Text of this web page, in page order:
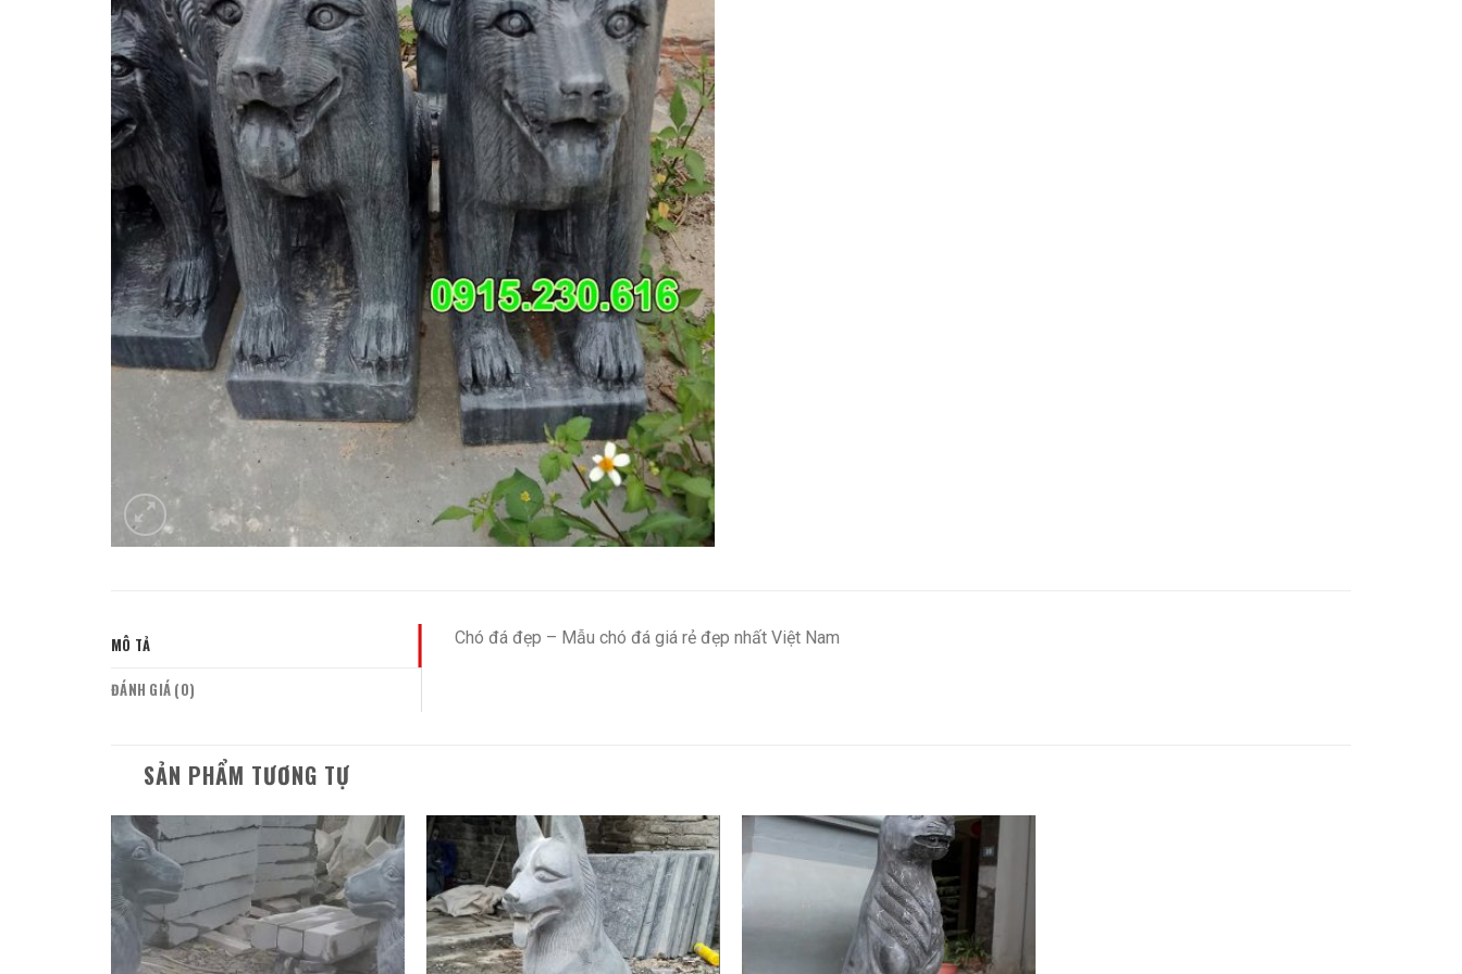
MÔ TẢ
ĐÁNH GIÁ (0)
Chó đá đẹp – Mẫu chó đá giá rẻ đẹp nhất Việt Nam
SẢN PHẨM TƯƠNG TỰ